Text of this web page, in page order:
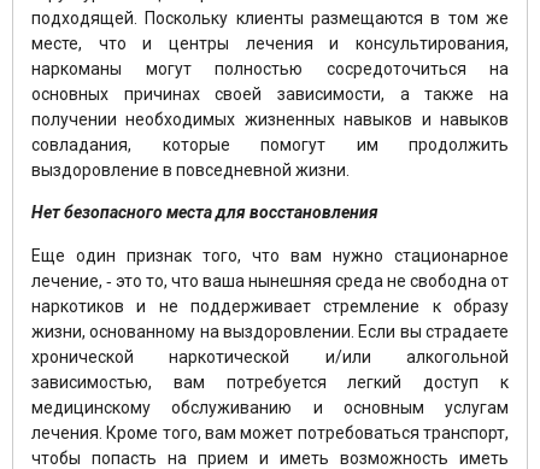
подходящей. Поскольку клиенты размещаются в том же
месте, что и центры лечения и консультирования,
наркоманы могут полностью сосредоточиться на
основных причинах своей зависимости, а также на
получении необходимых жизненных навыков и навыков
совладания, которые помогут им продолжить
выздоровление в повседневной жизни.
Нет безопасного места для восстановления
Еще один признак того, что вам нужно стационарное
лечение, ‑ это то, что ваша нынешняя среда не свободна от
наркотиков и не поддерживает стремление к образу
жизни, основанному на выздоровлении. Если вы страдаете
хронической наркотической и/или алкогольной
зависимостью, вам потребуется легкий доступ к
медицинскому обслуживанию и основным услугам
лечения. Кроме того, вам может потребоваться транспорт,
чтобы попасть на прием и иметь возможность иметь